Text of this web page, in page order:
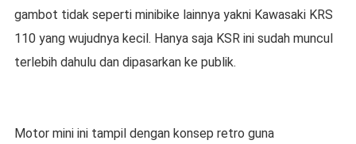
gambot tidak seperti minibike lainnya yakni Kawasaki KRS
110 yang wujudnya kecil. Hanya saja KSR ini sudah muncul
terlebih dahulu dan dipasarkan ke publik.
Motor mini ini tampil dengan konsep retro guna